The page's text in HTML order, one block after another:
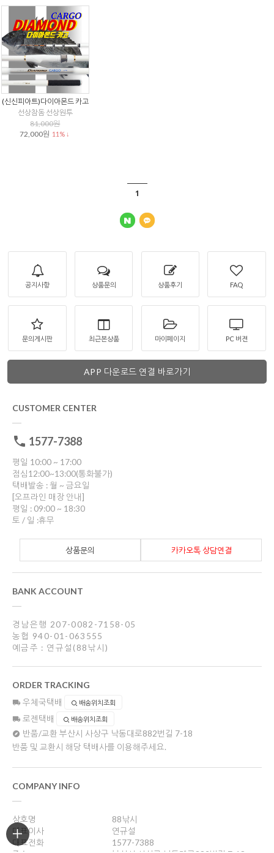
(신신피아트)다이아몬드 카고
선상참돔 선상원투
81,000원
72,000원 11% ↓
1
공지사항 상품문의 상품후기 FAQ
문의게시판 최근본상품 마이페이지 PC 버젼
APP 다운로드 연결 바로가기
CUSTOMER CENTER
1577-7388
평일 10:00 ~ 17:00
점심12:00~13:00(통화불가)
택배발송 : 월 ~ 금요일
[오프라인 매장 안내]
평일 : 09:00 ~ 18:30
토 / 일 :휴무
카카오톡 상담연결
상품문의
BANK ACCOUNT
경남은행 207-0082-7158-05
농협 940-01-063555
예금주 : 연규설(88낚시)
ORDER TRACKING
우체국택배 배송위치조회
로젠택배 배송위치조회
반품/교환 부산시 사상구 낙동대로882번길 7-18
반품 및 교환시 해당 택배사를 이용해주세요.
COMPANY INFO
상호명
88낚시
대표이사
연규설
대표전화
1577-7388